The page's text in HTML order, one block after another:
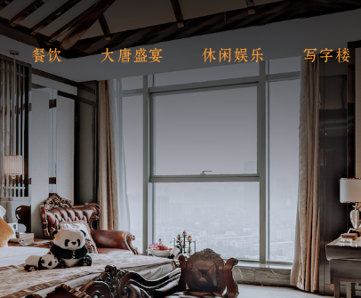
餐饮 大唐盛宴 休闲娱乐 写字楼